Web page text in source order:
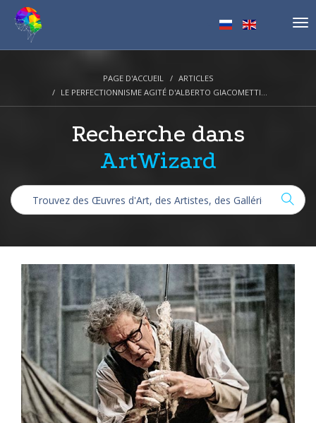
PAGE D'ACCUEIL
ARTICLES
LE PERFECTIONNISME AGITÉ D'ALBERTO GIACOMETTI...
Recherche dans
ArtWizard